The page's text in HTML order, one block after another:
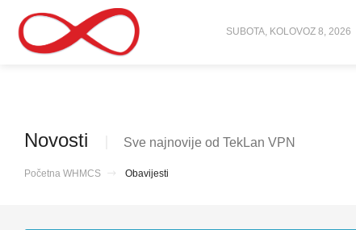
SUBOTA, KOLOVOZ 8, 2026
Novosti Sve najnovije od TekLan VPN
Početna WHMCS Obavijesti